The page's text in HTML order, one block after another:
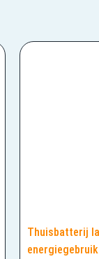
Thuisbatterij
energiegebruik